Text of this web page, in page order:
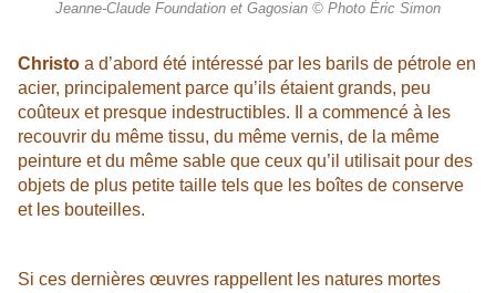
Jeanne-Claude Foundation et Gagosian © Photo Éric Simon
Christo a d’abord été intéressé par les barils de pétrole en
acier, principalement parce qu’ils étaient grands, peu
coûteux et presque indestructibles. Il a commencé à les
recouvrir du même tissu, du même vernis, de la même
peinture et du même sable que ceux qu’il utilisait pour des
objets de plus petite taille tels que les boîtes de conserve
et les bouteilles.
Si ces dernières œuvres rappellent les natures mortes